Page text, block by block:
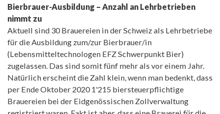
Bierbrauer-Ausbildung – Anzahl an Lehrbetrieben
nimmt zu
Aktuell sind 30 Brauereien in der Schweiz als Lehrbetriebe
für die Ausbildung zum/zur Bierbrauer/in
(Lebensmitteltechnologen EFZ Schwerpunkt Bier)
zugelassen. Das sind somit fünf mehr als vor einem Jahr.
Natürlich erscheint die Zahl klein, wenn man bedenkt, dass
per Ende Oktober 2020 1'215 biersteuerpflichtige
Brauereien bei der Eidgenössischen Zollverwaltung